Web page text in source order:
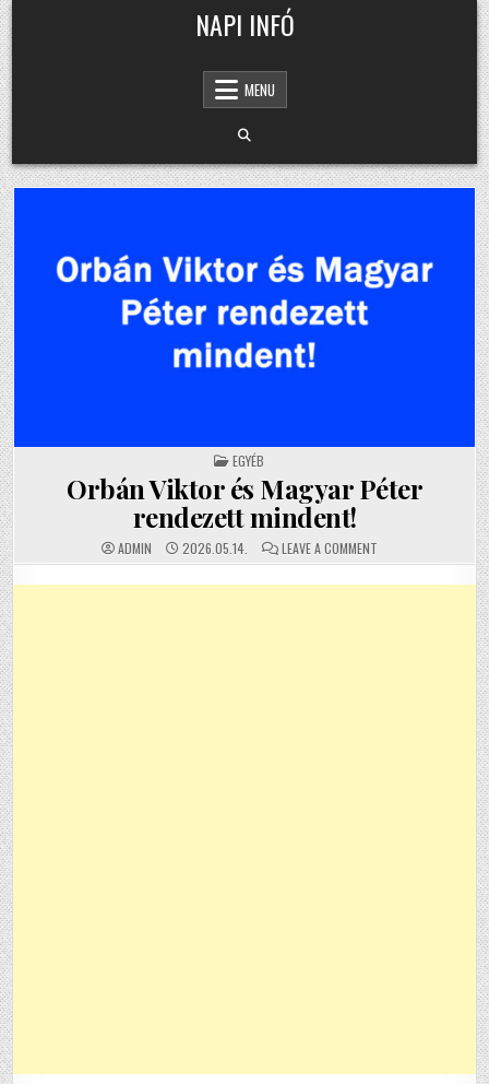
Skip
to
content
NAPI INFÓ
MENU
POSTED
IN
EGYÉB
Orbán Viktor és Magyar Péter
rendezett mindent!
ADMIN 2026.05.14. LEAVE A COMMENTON
ORBÁN
ÉS